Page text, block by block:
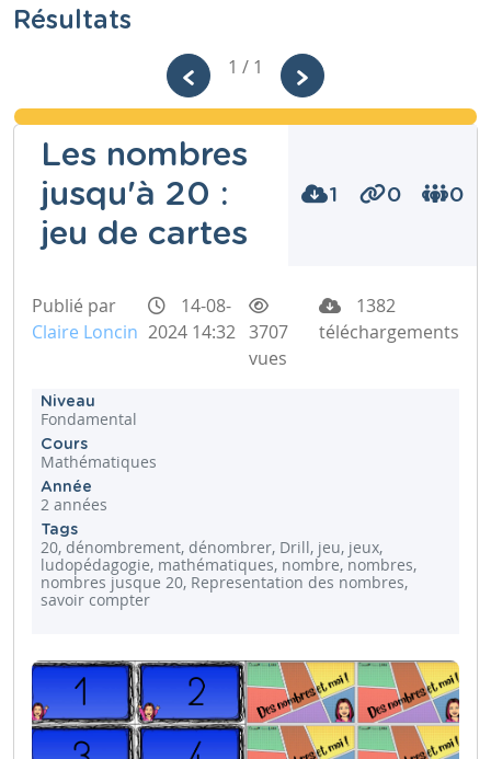
Résultats
1 / 1
Les nombres
jusqu'à 20 :
jeu de cartes
1 0 0
Publié par
Claire Loncin
14-08-
2024 14:32 3707
vues
1382
téléchargements
Niveau
Fondamental
Cours
Mathématiques
Année
2 années
Tags
20, dénombrement, dénombrer, Drill, jeu, jeux,
ludopédagogie, mathématiques, nombre, nombres,
nombres jusque 20, Representation des nombres,
savoir compter